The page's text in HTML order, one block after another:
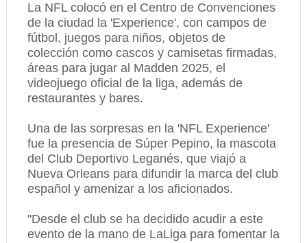
La NFL colocó en el Centro de Convenciones
de la ciudad la 'Experience', con campos de
fútbol, juegos para niños, objetos de
colección como cascos y camisetas firmadas,
áreas para jugar al Madden 2025, el
videojuego oficial de la liga, además de
restaurantes y bares.
Una de las sorpresas en la 'NFL Experience'
fue la presencia de Súper Pepino, la mascota
del Club Deportivo Leganés, que viajó a
Nueva Orleans para difundir la marca del club
español y amenizar a los aficionados.
"Desde el club se ha decidido acudir a este
evento de la mano de LaLiga para fomentar la